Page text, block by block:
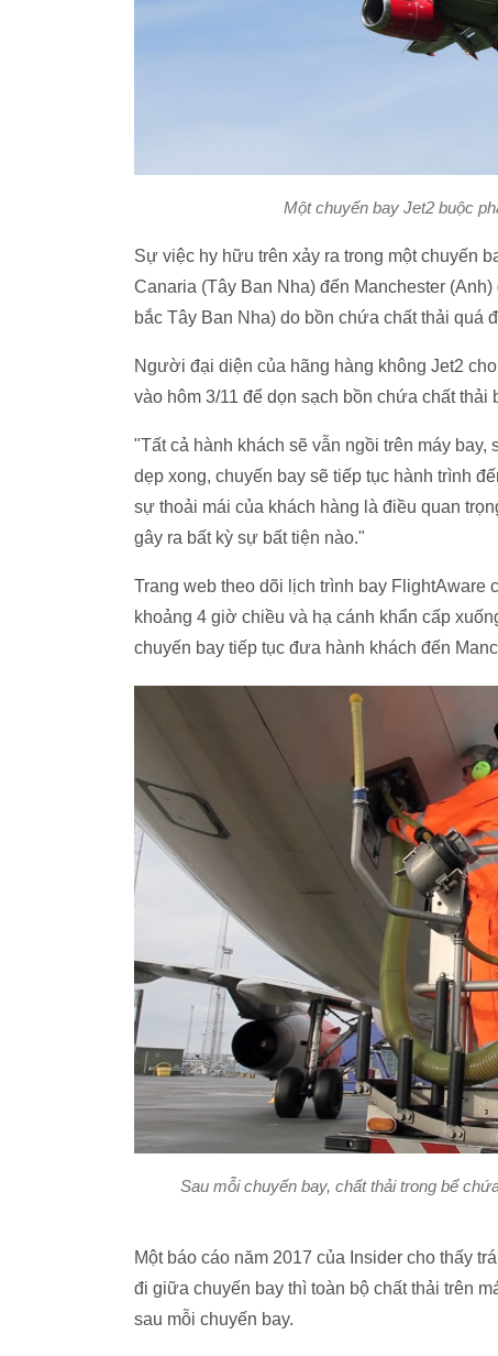
Một chuyến bay Jet2 buộc
Sự việc hy hữu trên xảy ra trong một chuyến
Canaria (Tây Ban Nha) đến Manchester
bắc Tây Ban Nha) do bồn chứa chất thải quá
Người đại diện của hãng hàng không Jet2
vào hôm 3/11 để dọn sạch bồn chứa chất thải
"Tất cả hành khách sẽ vẫn ngồi trên máy
dẹp xong, chuyến bay sẽ tiếp tục hành trình
sự thoải mái của khách hàng là điều quan
gây ra bất kỳ sự bất tiện nào."
Trang web theo dõi lịch trình bay FlightAware
khoảng 4 giờ chiều và hạ cánh khẩn cấp
chuyến bay tiếp tục đưa hành khách đến
Sau mỗi chuyến bay, chất thải trong bể
Một báo cáo năm 2017 của Insider cho thấy
đi giữa chuyến bay thì toàn bộ chất thải trên
sau mỗi chuyến bay.